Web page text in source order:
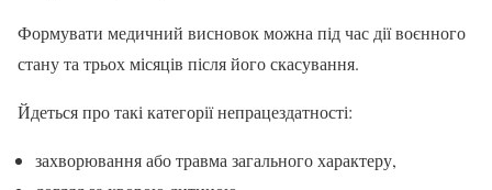
Формувати медичний висновок можна під час дії воєнного
стану та трьох місяців після його скасування.
Йдеться про такі категорії непрацездатності:
захворювання або травма загального характеру,